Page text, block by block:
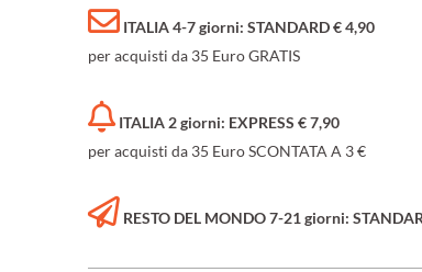
ITALIA 4-7 giorni: STANDARD € 4,90
per acquisti da 35 Euro GRATIS
ITALIA 2 giorni: EXPRESS € 7,90
per acquisti da 35 Euro SCONTATA A 3 €
RESTO DEL MONDO 7-21 giorni: